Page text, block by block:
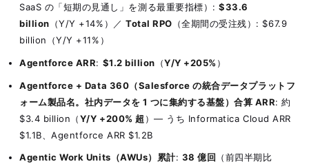
SaaS の「短期の見通し」を測る最重要指標）:$33.6
billion （Y/Y +14%）／Total RPO （全期間の受注残）: $67.9
billion（Y/Y +11%）
Agentforce ARR: $1.2 billion （Y/Y +205% ）
Agentforce + Data 360（Salesforce の統合データプラットフ
ォーム製品名。社内データを 1 つに集約する基盤）合算 ARR: 約
$3.4 billion（Y/Y +200% 超 ）— うち Informatica Cloud ARR
$1.1B、Agentforce ARR $1.2B
Agentic Work Units（AWUs）累計: 38 億回 （前四半期比